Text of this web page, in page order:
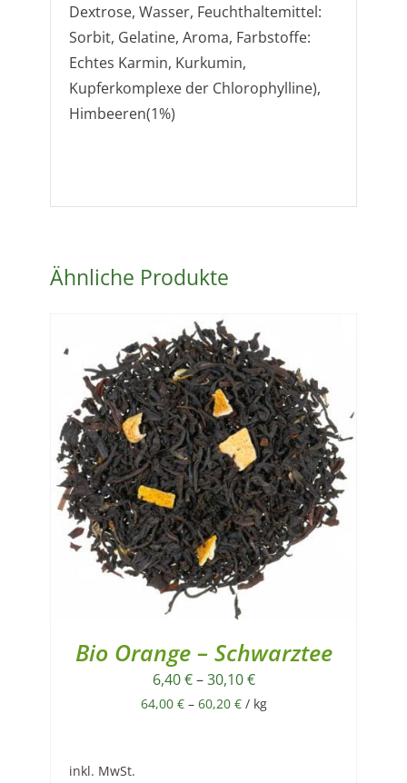
Dextrose, Wasser, Feuchthaltemittel:
Sorbit, Gelatine, Aroma, Farbstoffe:
Echtes Karmin, Kurkumin,
Kupferkomplexe der Chlorophylline),
Himbeeren(1%)
Ähnliche Produkte
Bio Orange – Schwarztee
6,40€–30,10€
64,00 €– 60,20 €/ kg
inkl. MwSt.